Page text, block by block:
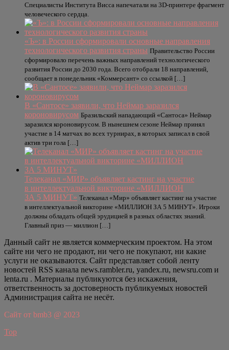
Специалисты Института Висса напечатали на 3D-принтере фрагмент
человеческого сердца.
«Ъ»: в России сформировали основные направления
технологического развития страны Правительство России
сформировало перечень важных направлений технологического
развития России до 2030 года. Всего отобрали 18 направлений,
сообщает в понедельник «Коммерсант» со ссылкой […]
В «Сантосе» заявили, что Неймар заразился
короновирусом Бразильский нападающий «Сантоса» Неймар
заразился короновирусом. В нынешнем сезоне Неймар принял
участие в 14 матчах во всех турнирах, в которых записал в свой
актив три гола […]
Телеканал «МИР» объявляет кастинг на участие
в интеллектуальной викторине «МИЛЛИОН
ЗА 5 МИНУТ» Телеканал «Мир» объявляет кастинг на участие
в интеллектуальной викторине «МИЛЛИОН ЗА 5 МИНУТ». Игроки
должны обладать общей эрудицией в разных областях знаний.
Главный приз — миллион […]
Данный сайт не является коммерческим проектом. На этом
сайте ни чего не продают, ни чего не покупают, ни какие
услуги не оказываются. Сайт представляет собой ленту
новостей RSS канала news.rambler.ru, yandex.ru, newsru.com и
lenta.ru . Материалы публикуются без искажения,
ответственность за достоверность публикуемых новостей
Администрация сайта не несёт.
Сайт от bmb3 @ 2023
Top